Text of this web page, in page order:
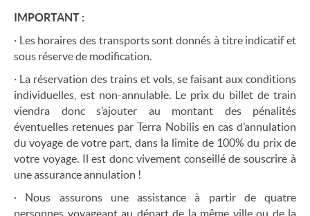
IMPORTANT :
· Les horaires des transports sont donnés à titre indicatif et
sous réserve de modification.
· La réservation des trains et vols, se faisant aux conditions
individuelles, est non-annulable. Le prix du billet de train
viendra donc s’ajouter au montant des pénalités
éventuelles retenues par Terra Nobilis en cas d’annulation
du voyage de votre part, dans la limite de 100% du prix de
votre voyage. Il est donc vivement conseillé de souscrire à
une assurance annulation !
· Nous assurons une assistance à partir de quatre
personnes voyageant au départ de la même ville ou de la